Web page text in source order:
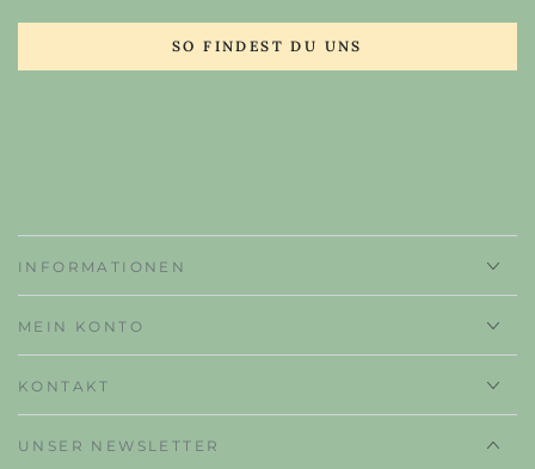
SO FINDEST DU UNS
INFORMATIONEN
MEIN KONTO
KONTAKT
UNSER NEWSLETTER